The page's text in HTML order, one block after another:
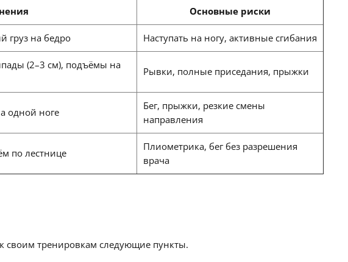
Основные риски
груз на бедро Наступать на ногу, активные сгибания
(2–3 см), подъёмы на
Рывки, полные приседания, прыжки
одной ноге
Бег, прыжки, резкие смены
направления
по лестнице
Плиометрика, бег без разрешения
врача
своим тренировкам следующие пункты.